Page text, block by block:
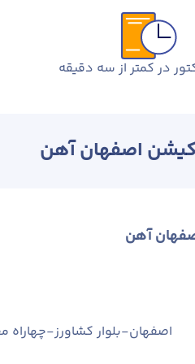
در کمتر از سه دقیقه
اصفهان آهن
آهن
اصفهان-بلوار کشاورز-چهاراه